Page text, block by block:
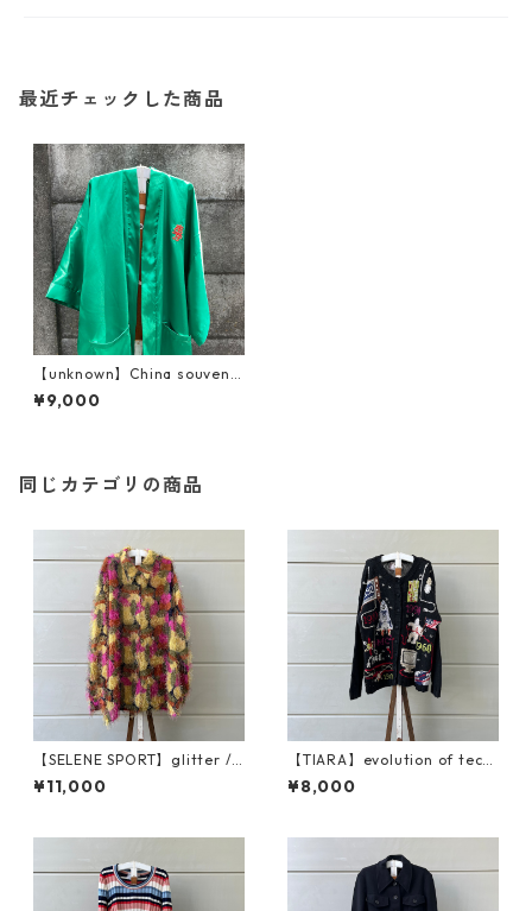
最近チェックした商品
【unknown】China souveni
r? / embroidery dragon go
wn
¥9,000
同じカテゴリの商品
【SELENE SPORT】glitter / s
haggy jacket
¥11,000
【TIARA】evolution of tech
nology / cardigan
¥8,000